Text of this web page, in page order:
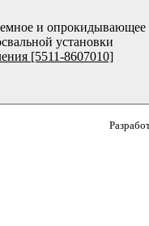
и
установки
[5511-8607010]